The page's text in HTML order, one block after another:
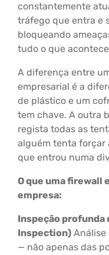
constantemente
tráfego que entra e
bloqueando
tudo o que
A diferença entre
empresarial é a
de plástico e um
tem chave. A outra
regista todas as
alguém tenta forçar
que entrou numa
O que uma firewall
empresa:
Inspeção profunda
Inspection) Análise
— não apenas das